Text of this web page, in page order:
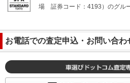
場
証券コード：4193）のグル
お電話での査定申込・お問い合わ